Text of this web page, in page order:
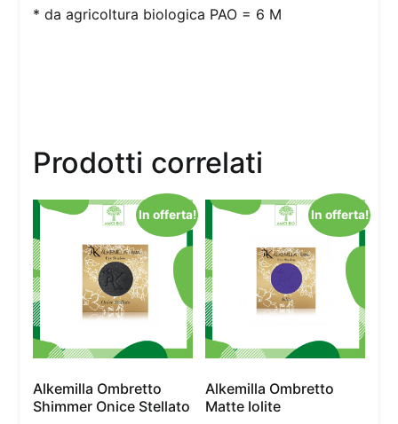
* da agricoltura biologica PAO = 6 M
Prodotti correlati
In offerta!
Alkemilla Ombretto
Shimmer Onice Stellato
In offerta!
Alkemilla Ombretto
Matte Iolite